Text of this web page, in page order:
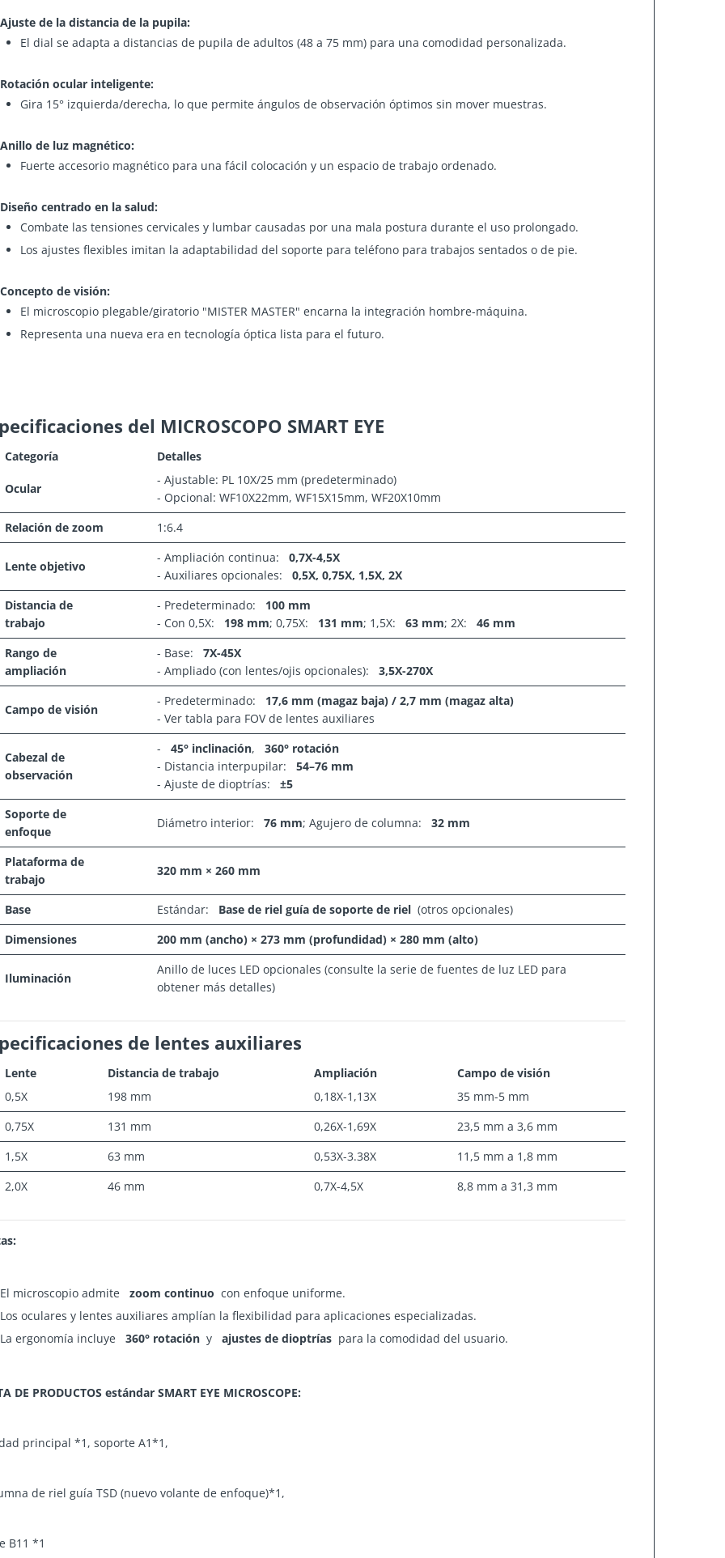
Ajuste de la distancia de la pupila:
El dial se adapta a distancias de pupila de adultos (48 a 75 mm) para una comodidad personalizada.
Rotación ocular inteligente:
Gira 15° izquierda/derecha, lo que permite ángulos de observación óptimos sin mover muestras.
Anillo de luz magnético:
Fuerte accesorio magnético para una fácil colocación y un espacio de trabajo ordenado.
Diseño centrado en la salud:
Combate las tensiones cervicales y lumbar causadas por una mala postura durante el uso prolongado.
Los ajustes flexibles imitan la adaptabilidad del soporte para teléfono para trabajos sentados o de pie.
Concepto de visión:
El microscopio plegable/giratorio "MISTER MASTER" encarna la integración hombre-máquina.
Representa una nueva era en tecnología óptica lista para el futuro.
del MICROSCOPO SMART EYE
Categoría Detalles
Ocular
- Ajustable: PL 10X/25 mm (predeterminado)
- Opcional: WF10X22mm, WF15X15mm, WF20X10mm
Relación de zoom
1:6.4
Lente objetivo
- Ampliación continua:
0,7X-4,5X
- Auxiliares opcionales:
0,5X, 0,75X, 1,5X, 2X
Distancia de
trabajo
- Predeterminado:
100 mm
- Con 0,5X:
198 mm; 0,75X: 131 mm; 1,5X: 63 mm; 2X:
46 mm
Rango de
ampliación
- Base:
7X-45X
- Ampliado (con lentes/ojis opcionales):
3,5X-270X
Campo de visión
- Predeterminado:
17,6 mm (magaz baja) / 2,7 mm (magaz alta)
- Ver tabla para FOV de lentes auxiliares
Cabezal de
observación
- 45° inclinación,
360° rotación
- Distancia interpupilar:
54–76 mm
- Ajuste de dioptrías:
±5
Soporte de
enfoque
Diámetro interior: 76 mm; Agujero de columna: 32 mm
Plataforma de
trabajo
320 mm × 260 mm
Base Estándar: Base de riel guía de soporte de riel (otros opcionales)
Dimensiones
200 mm (ancho) × 273 mm (profundidad) × 280 mm (alto)
Iluminación
Anillo de luces LED opcionales (consulte la serie de fuentes de luz LED para
obtener más detalles)
de lentes auxiliares
Lente Distancia de trabajo Ampliación
Campo de visión
0,5X
198 mm 0,18X-1,13X
35 mm-5 mm
0,75X
131 mm 0,26X-1,69X
23,5 mm a 3,6 mm
1,5X
63 mm 0,53X-3.38X
11,5 mm a 1,8 mm
2,0X
46 mm 0,7X-4,5X 8,8 mm a 31,3 mm
El microscopio admite zoom continuo con enfoque uniforme.
Los oculares y lentes auxiliares amplían la flexibilidad para aplicaciones especializadas.
La ergonomía incluye
360° rotación y ajustes de dioptrías para la comodidad del usuario.
DE PRODUCTOS estándar SMART EYE MICROSCOPE:
principal *1, soporte A1*1,
de riel guía TSD (nuevo volante de enfoque)*1,
B11 *1